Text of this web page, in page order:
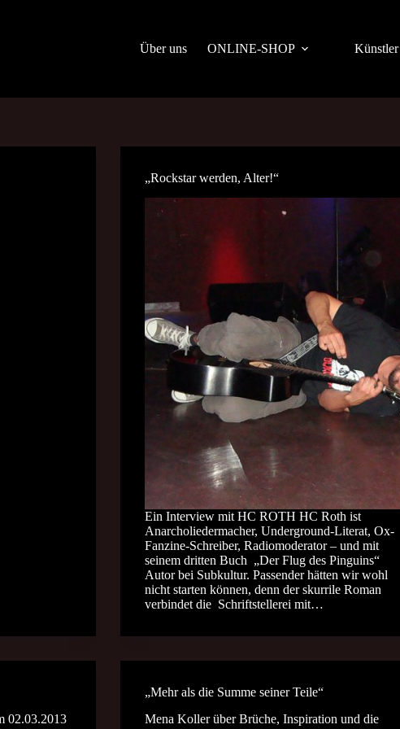
Über uns
ONLINE-SHOP Künstler
„Rockstar werden, Alter!“
Ein Interview mit HC ROTH HC Roth ist
Anarcholiedermacher, Underground-Literat, Ox-
Fanzine-Schreiber, Radiomoderator – und mit
seinem dritten Buch „Der Flug des Pinguins“
Autor bei Subkultur. Passender hätten wir wohl
nicht starten können, denn der skurrile Roman
verbindet die Schriftstellerei mit…
02.03.2013
„Mehr als die Summe seiner Teile“
Mena Koller über Brüche, Inspiration und die